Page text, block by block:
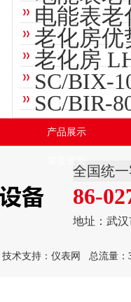
电能表老
老化房优
老化房
SC/BIX-
SC/BIR-
产品展示
全国统
86-
地址：武
技术支持： 仪表网 总流量：